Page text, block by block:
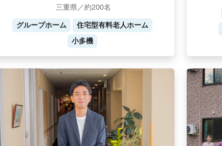
三重県／約200名
グループホーム
住宅型有料老人ホーム
小多機